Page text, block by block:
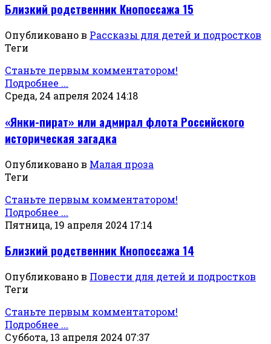
Близкий родственник Кнопоссажа 15
Опубликовано в Рассказы для детей и подростков
Теги
Станьте первым комментатором!
Подробнее ...
Среда, 24 апреля 2024 14:18
«Янки-пират» или адмирал флота Российского
историческая загадка
Опубликовано в Малая проза
Теги
Станьте первым комментатором!
Подробнее ...
Пятница, 19 апреля 2024 17:14
Близкий родственник Кнопоссажа 14
Опубликовано в Повести для детей и подростков
Теги
Станьте первым комментатором!
Подробнее ...
Суббота, 13 апреля 2024 07:37